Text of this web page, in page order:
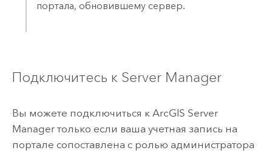
портала, обновившему сервер.
Подключитесь к Server Manager
Вы можете подключиться к ArcGIS Server
Managerтолько если ваша учетная запись на
портале сопоставлена с ролью администратора